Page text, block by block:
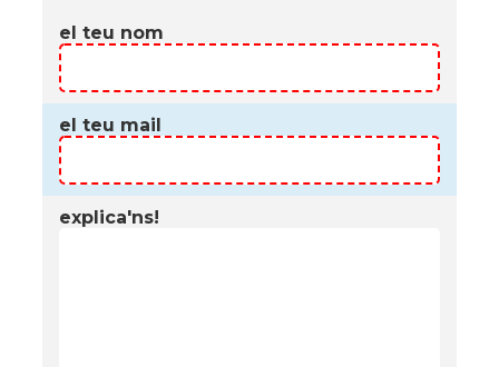
el teu nom
el teu mail
explica'ns!